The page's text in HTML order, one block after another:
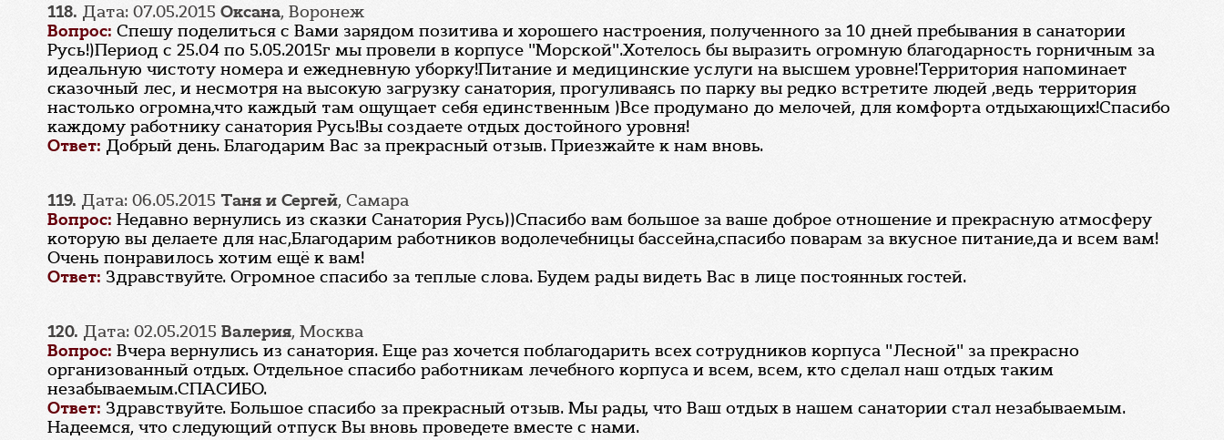
118. Дата: 07.05.2015 Оксана, Воронеж
Вопрос: Спешу поделиться с Вами зарядом позитива и хорошего настроения, полученного за 10 дней пребывания в санатории
Русь!)Период с 25.04 по 5.05.2015г мы провели в корпусе "Морской".Хотелось бы выразить огромную благодарность горничным за
идеальную чистоту номера и ежедневную уборку!Питание и медицинские услуги на высшем уровне!Территория напоминает
сказочный лес, и несмотря на высокую загрузку санатория, прогуливаясь по парку вы редко встретите людей ,ведь территория
настолько огромна,что каждый там ощущает себя единственным )Все продумано до мелочей, для комфорта отдыхающих!Спасибо
каждому работнику санатория Русь!Вы создаете отдых достойного уровня!
Ответ: Добрый день. Благодарим Вас за прекрасный отзыв. Приезжайте к нам вновь.
119. Дата: 06.05.2015 Таня и Сергей, Самара
Вопрос: Недавно вернулись из сказки Санатория Русь))Спасибо вам большое за ваше доброе отношение и прекрасную атмосферу
которую вы делаете для нас,Благодарим работников водолечебницы бассейна,спасибо поварам за вкусное питание,да и всем вам!
Очень понравилось хотим ещё к вам!
Ответ: Здравствуйте. Огромное спасибо за теплые слова. Будем рады видеть Вас в лице постоянных гостей.
120. Дата: 02.05.2015 Валерия, Москва
Вопрос: Вчера вернулись из санатория. Еще раз хочется поблагодарить всех сотрудников корпуса "Лесной" за прекрасно
организованный отдых. Отдельное спасибо работникам лечебного корпуса и всем, всем, кто сделал наш отдых таким
незабываемым.СПАСИБО.
Ответ: Здравствуйте. Большое спасибо за прекрасный отзыв. Мы рады, что Ваш отдых в нашем санатории стал незабываемым.
Надеемся, что следующий отпуск Вы вновь проведете вместе с нами.